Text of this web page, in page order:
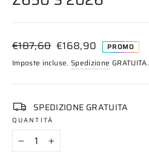
Prezzo
di
listino
€187,60 Prezzo
scontato
€168,90 PROMO
Imposte incluse. Spedizione GRATUITA.
SPEDIZIONE GRATUITA
QUANTITÀ
+